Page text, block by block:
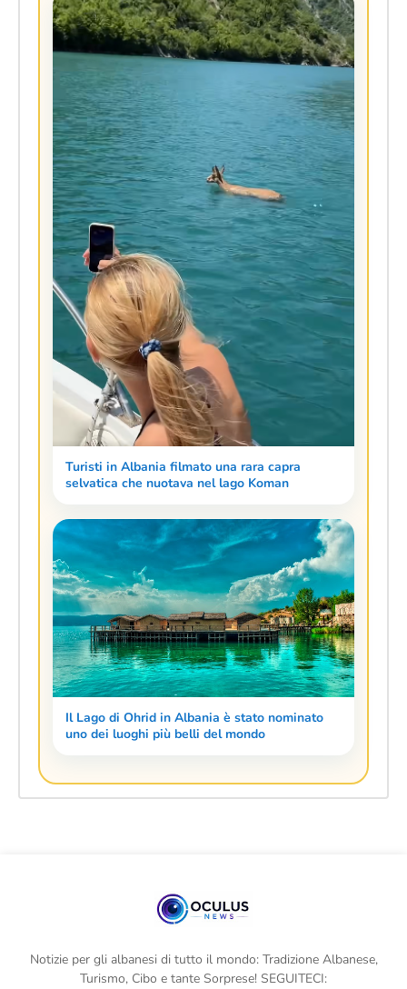
Turisti in Albania filmato una rara capra
selvatica che nuotava nel lago Koman
Il Lago di Ohrid in Albania è stato nominato
uno dei luoghi più belli del mondo
Notizie per gli albanesi di tutto il mondo: Tradizione Albanese,
Turismo, Cibo e tante Sorprese! SEGUITECI: